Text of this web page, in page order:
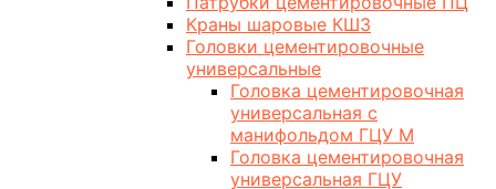
Краны шаровые КШЗ
Головки цементировочные
универсальные
Головка цементировочная
универсальная с
манифольдом ГЦУ М
Головка цементировочная
универсальная ГЦУ